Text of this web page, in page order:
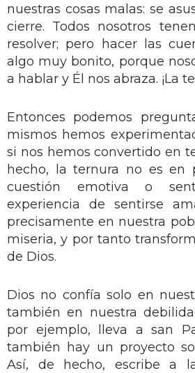
nuestras cosas malas: se
cierre. Todos nosotros
resolver; pero hacer las
algo muy bonito, porque
a hablar y Él nos abraza. ¡La
Entonces podemos
mismos hemos
si nos hemos convertido en
hecho, la ternura no es en
cuestión emotiva o
experiencia de sentirse
precisamente en nuestra
miseria, y por tanto
de Dios.
Dios no confía solo en
también en nuestra
por ejemplo, lleva a san
también hay un proyecto
Así, de hecho, escribe a